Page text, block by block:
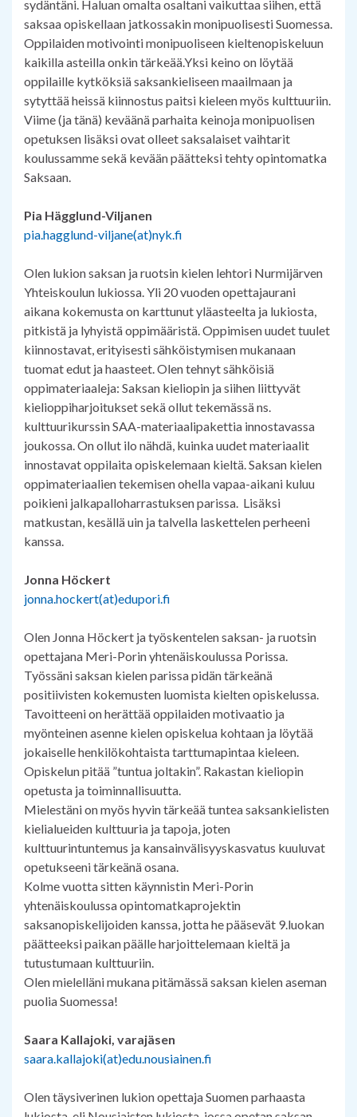
sydäntäni. Haluan omalta osaltani vaikuttaa siihen, että
saksaa opiskellaan jatkossakin monipuolisesti Suomessa.
Oppilaiden motivointi monipuoliseen kieltenopiskeluun
kaikilla asteilla onkin tärkeää.Yksi keino on löytää
oppilaille kytköksiä saksankieliseen maailmaan ja
sytyttää heissä kiinnostus paitsi kieleen myös kulttuuriin.
Viime (ja tänä) keväänä parhaita keinoja monipuolisen
opetuksen lisäksi ovat olleet saksalaiset vaihtarit
koulussamme sekä kevään päätteksi tehty opintomatka
Saksaan.
Pia Hägglund-Viljanen
pia.hagglund-viljane(at)nyk.fi
Olen lukion saksan ja ruotsin kielen lehtori Nurmijärven
Yhteiskoulun lukiossa. Yli 20 vuoden opettajaurani
aikana kokemusta on karttunut yläasteelta ja lukiosta,
pitkistä ja lyhyistä oppimääristä. Oppimisen uudet tuulet
kiinnostavat, erityisesti sähköistymisen mukanaan
tuomat edut ja haasteet. Olen tehnyt sähköisiä
oppimateriaaleja: Saksan kieliopin ja siihen liittyvät
kielioppiharjoitukset sekä ollut tekemässä ns.
kulttuurikurssin SAA-materiaalipakettia innostavassa
joukossa. On ollut ilo nähdä, kuinka uudet materiaalit
innostavat oppilaita opiskelemaan kieltä. Saksan kielen
oppimateriaalien tekemisen ohella vapaa-aikani kuluu
poikieni jalkapalloharrastuksen parissa. Lisäksi
matkustan, kesällä uin ja talvella laskettelen perheeni
kanssa.
Jonna Höckert
jonna.hockert(at)edupori.fi
Olen Jonna Höckert ja työskentelen saksan- ja ruotsin
opettajana Meri-Porin yhtenäiskoulussa Porissa.
Työssäni saksan kielen parissa pidän tärkeänä
positiivisten kokemusten luomista kielten opiskelussa.
Tavoitteeni on herättää oppilaiden motivaatio ja
myönteinen asenne kielen opiskelua kohtaan ja löytää
jokaiselle henkilökohtaista tarttumapintaa kieleen.
Opiskelun pitää ”tuntua joltakin”. Rakastan kieliopin
opetusta ja toiminnallisuutta.
Mielestäni on myös hyvin tärkeää tuntea saksankielisten
kielialueiden kulttuuria ja tapoja, joten
kulttuurintuntemus ja kansainvälisyyskasvatus kuuluvat
opetukseeni tärkeänä osana.
Kolme vuotta sitten käynnistin Meri-Porin
yhtenäiskoulussa opintomatkaprojektin
saksanopiskelijoiden kanssa, jotta he pääsevät 9.luokan
päätteeksi paikan päälle harjoittelemaan kieltä ja
tutustumaan kulttuuriin.
Olen mielelläni mukana pitämässä saksan kielen aseman
puolia Suomessa!
Saara Kallajoki, varajäsen
saara.kallajoki(at)edu.nousiainen.fi
Olen täysiverinen lukion opettaja Suomen parhaasta